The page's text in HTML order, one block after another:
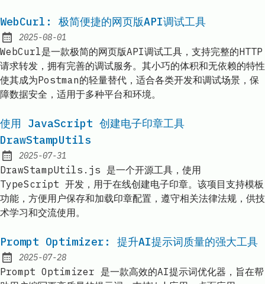
WebCurl: 极简便捷的网页版API调试工具
Published:
2025-08-01
WebCurl是一款极简的网页版API调试工具，支持完整的HTTP
请求转发，拥有完善的调试服务。其小巧的体积和无依赖的特性
使其成为Postman的轻量替代，适合各类开发和调试场景，保
障数据安全，适用于多种平台和环境。
使用 JavaScript 创建电子印章工具
DrawStampUtils
Published:
2025-07-31
DrawStampUtils.js 是一个开源工具，使用
TypeScript 开发，用于在线创建电子印章。该项目支持模板
功能，方便用户保存和加载印章配置，遵守相关法律法规，供技
术学习和交流使用。
Prompt Optimizer: 提升AI提示词质量的强大工具
Published:
2025-07-28
Prompt Optimizer 是一款高效的AI提示词优化器，旨在帮